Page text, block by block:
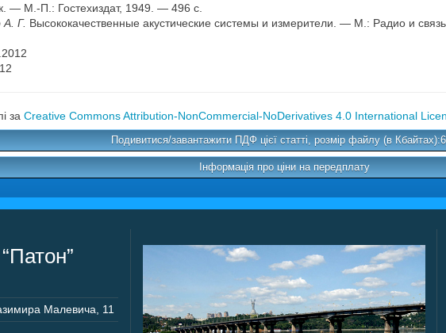
— М.-П.: Гостехиздат, 1949. — 496 с.
Г. Высококачественные акустические системы и измерители. — М.: Радио и
за Creative Commons Attribution-NonCommercial-NoDerivatives 4.0 International
Подивитися/завантажити ПДФ цієї статті, розмір файлу (в
Інформація про ціни на передплату
Малевича, 11